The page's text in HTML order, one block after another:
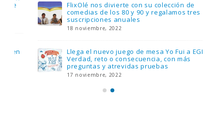
FlixOlé nos divierte con su colección de
comedias de los 80 y 90 y regalamos tres
suscripciones anuales
18 noviembre, 2022
Llega el nuevo juego de mesa Yo Fui a EGB:
Verdad, reto o consecuencia, con más
preguntas y atrevidas pruebas
17 noviembre, 2022